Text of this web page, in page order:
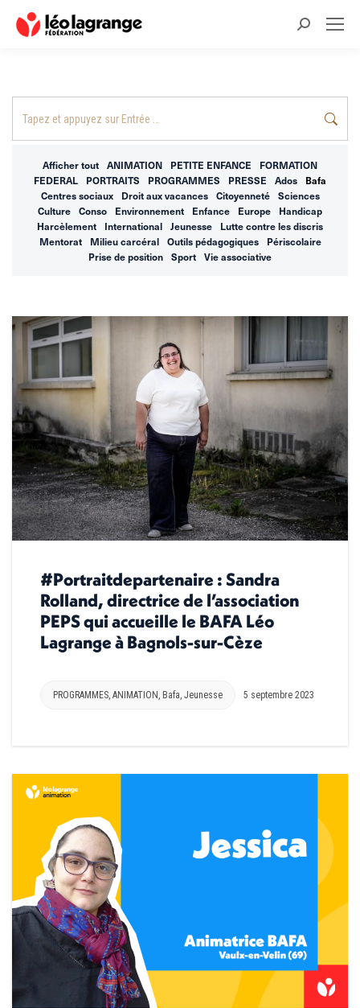
Recherche
Afficher tout ANIMATION PETITE ENFANCE
FORMATION
FEDERAL
PORTRAITS PROGRAMMES PRESSE Ados
Bafa
Centres sociaux
Droit aux vacances Citoyenneté
Sciences
Culture
Conso Environnement Enfance Europe
Handicap
Harcèlement
International Jeunesse
Lutte contre les discris
Mentorat
Milieu carcéral Outils pédagogiques
Périscolaire
Prise de position
Sport Vie associative
#Portraitdepartenaire : Sandra
Rolland, directrice de l’association
PEPS qui accueille le BAFA Léo
Lagrange à Bagnols-sur-Cèze
PROGRAMMES ANIMATION Bafa Jeunesse 5 septembre 2023